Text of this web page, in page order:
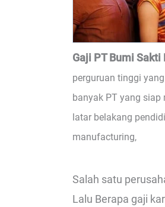
Gaji PT Bumi
perguruan tinggi
banyak PT yang
latar belakang
manufacturing,
Salah satu
Lalu Berapa gaji